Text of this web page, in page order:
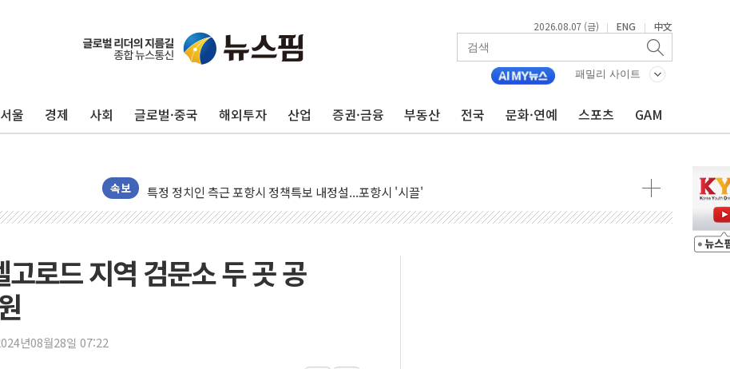
2026.08.07 (금) | ENG | 中文
패밀리 사이트
울 경제 사회 글로벌·중국 해외투자 산업 증권·금융 부동산 전국 문화·연예 스포츠 GAM
속보
보훈부, 미 DPAA와 MOU… "6·25 미군 실종자 7359명 끝까지 찾겠다"
특정 정치인 측근 포항시 정책특보 내정설...포항시 '시끌'
李 "해남 태양광, 대한민국 다음 100년 밑거름…수도권 집중 완화 전환점"
트럼프, 中 겨냥 폴리실리콘 관세 15% 부과…美 태양광주 급등
[사진] 빈살만과 에르도안의 만남
로드 지역 검문소 두 곳 공
년08월28일 07:22